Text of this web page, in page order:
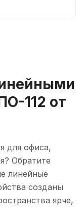
112 от
для офиса,
Обратите
линейные
созданы
ярче,